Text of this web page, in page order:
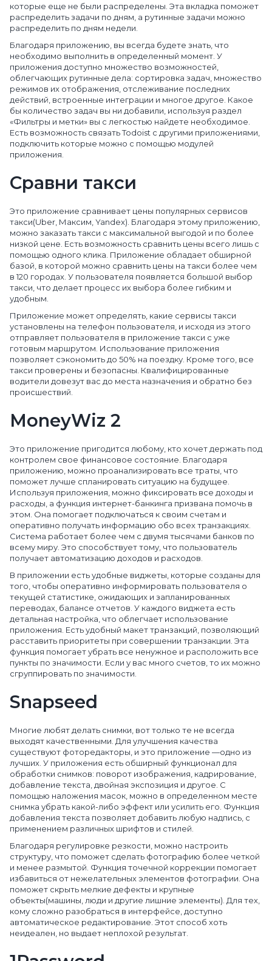
которые еще не были распределены. Эта вкладка поможет
распределить задачи по дням, а рутинные задачи можно
распределить по дням недели.
Благодаря приложению, вы всегда будете знать, что
необходимо выполнить в определенный момент. У
приложения доступно множество возможностей,
облегчающих рутинные дела: сортировка задач, множество
режимов их отображения, отслеживание последних
действий, встроенные интеграции и многое другое. Какое
бы количество задач вы ни добавили, используя раздел
«Фильтры и метки» вы с легкостью найдете необходимое.
Есть возможность связать Todoist с другими приложениями,
подключить которые можно с помощью модулей
приложения.
Сравни такси
Это приложение сравнивает цены популярных сервисов
такси(Uber, Максим, Yandex). Благодаря этому приложению,
можно заказать такси с максимальной выгодой и по более
низкой цене. Есть возможность сравнить цены всего лишь с
помощью одного клика. Приложение обладает обширной
базой, в которой можно сравнить цены на такси более чем
в 120 городах. У пользователя появляется большой выбор
такси, что делает процесс их выбора более гибким и
удобным.
Приложение может определять, какие сервисы такси
установлены на телефон пользователя, и исходя из этого
отправляет пользователя в приложение такси с уже
готовым маршрутом. Использование приложения
позволяет сэкономить до 50% на поездку. Кроме того, все
такси проверены и безопасны. Квалифицированные
водители довезут вас до места назначения и обратно без
происшествий.
MoneyWiz 2
Это приложение пригодится любому, кто хочет держать под
контролем свое финансовое состояние. Благодаря
приложению, можно проанализировать все траты, что
поможет лучше спланировать ситуацию на будущее.
Используя приложения, можно фиксировать все доходы и
расходы, а функция интернет-банкинга призвана помочь в
этом. Она помогает подключаться к своим счетам и
оперативно получать информацию обо всех транзакциях.
Система работает более чем с двумя тысячами банков по
всему миру. Это способствует тому, что пользователь
получает автоматизацию доходов и расходов.
В приложении есть удобные виджеты, которые созданы для
того, чтобы оперативно информировать пользователя о
текущей статистике, ожидающих и запланированных
переводах, балансе отчетов. У каждого виджета есть
детальная настройка, что облегчает использование
приложения. Есть удобный макет транзакций, позволяющий
расставить приоритеты при совершении транзакции. Эта
функция помогает убрать все ненужное и расположить все
пункты по значимости. Если у вас много счетов, то их можно
сгруппировать по значимости.
Snapseed
Многие любят делать снимки, вот только те не всегда
выходят качественными. Для улучшения качества
существуют фоторедакторы, и это приложение —одно из
лучших. У приложения есть обширный функционал для
обработки снимков: поворот изображения, кадрирование,
добавление текста, двойная экспозиция и другое. С
помощью наложения масок, можно в определенном месте
снимка убрать какой-либо эффект или усилить его. Функция
добавления текста позволяет добавить любую надпись, с
применением различных шрифтов и стилей.
Благодаря регулировке резкости, можно настроить
структуру, что поможет сделать фотографию более четкой
и менее размытой. Функция точечной коррекции помогает
избавиться от нежелательных элементов фотографии. Она
поможет скрыть мелкие дефекты и крупные
объекты(машины, люди и другие лишние элементы). Для тех,
кому сложно разобраться в интерфейсе, доступно
автоматическое редактирование. Этот способ хоть
неидеален, но выдает неплохой результат.